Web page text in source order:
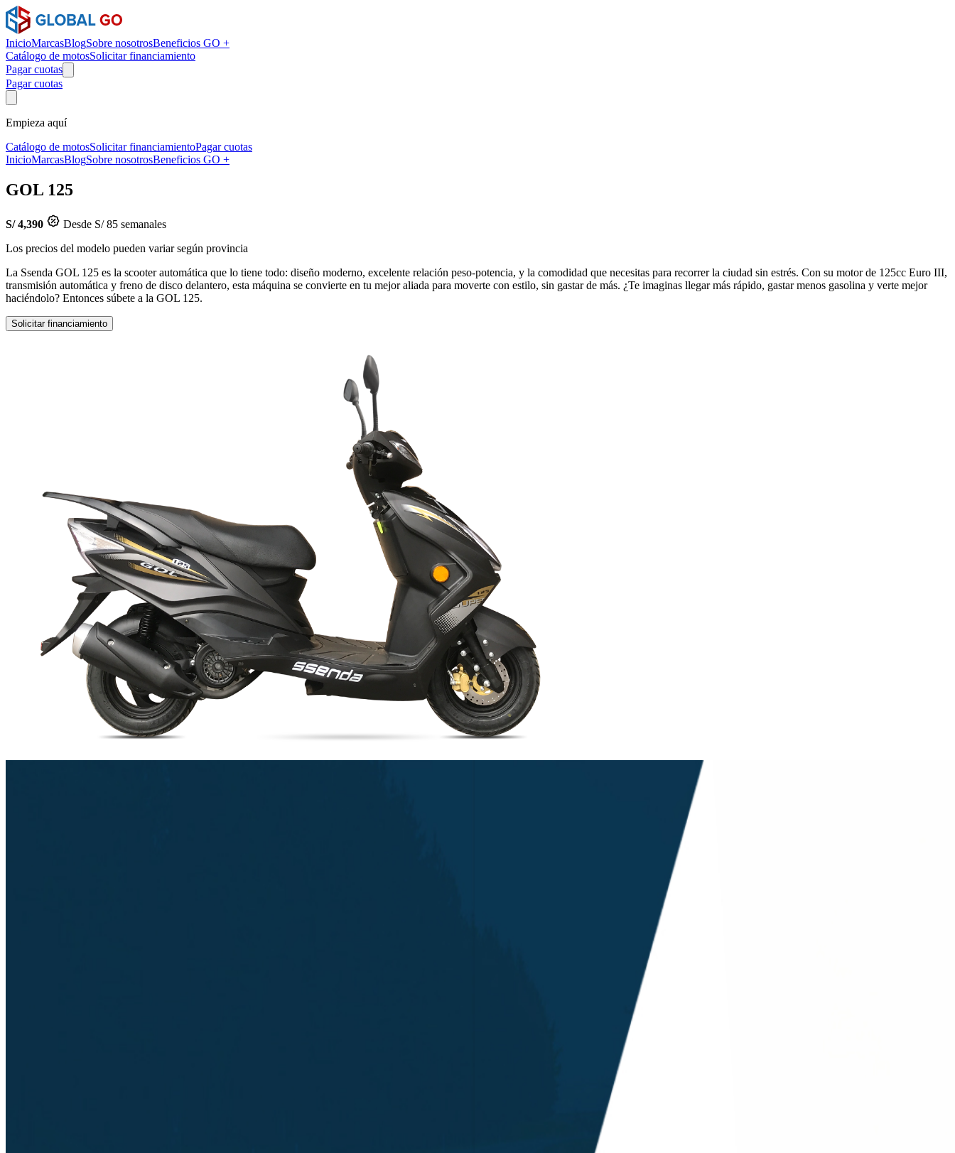
InicioMarcasBlogSobre nosotrosBeneficios GO +
Catálogo de motosSolicitar financiamiento
Pagar cuotas
Pagar cuotas
Empieza aquí
Catálogo de motosSolicitar financiamientoPagar cuotas
InicioMarcasBlogSobre nosotrosBeneficios GO +
GOL 125
S/ 4,390
Desde S/ 85 semanales
Los precios del modelo pueden variar según provincia
La Ssenda GOL 125 es la scooter automática que lo tiene todo: diseño moderno, excelente relación peso-potencia, y la comodidad que necesitas para recorrer la ciudad sin estrés. Con su motor de 125cc Euro III,
transmisión automática y freno de disco delantero, esta máquina se convierte en tu mejor aliada para moverte con estilo, sin gastar de más. ¿Te imaginas llegar más rápido, gastar menos gasolina y verte mejor
haciéndolo? Entonces súbete a la GOL 125.
Solicitar financiamiento